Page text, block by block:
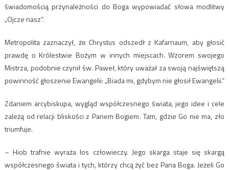
świadomością przynależności do Boga wypowiadać słowa modlitwy
„Ojcze nasz”.
Metropolita zaznaczył, że Chrystus odszedł z Kafarnaum, aby głosić
prawdę o Królestwie Bożym w innych miejscach. Wzorem swojego
Mistrza, podobnie czynił św. Paweł, który uważał za swoją najświętszą
powinność głoszenie Ewangelii: „Biada mi, gdybym nie głosił Ewangelii.”
Zdaniem arcybiskupa, wygląd współczesnego świata, jego idee i cele
zależą od relacji bliskości z Panem Bogiem. Tam, gdzie Go nie ma, zło
triumfuje.
– Hiob trafnie wyraża los człowieczy. Jego skarga staje się skargą
współczesnego świata i tych, którzy chcą żyć bez Pana Boga. Jeżeli Go